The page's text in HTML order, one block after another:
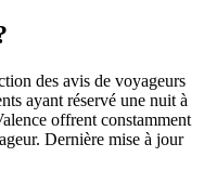
des avis de voyageurs
ayant réservé une nuit à
offrent constamment
Dernière mise à jour